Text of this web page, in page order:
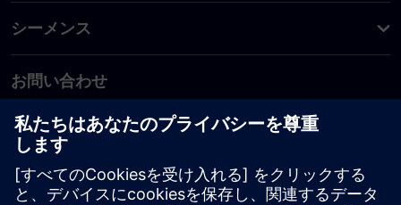
シーメンス
お問い合わせ
PLM製品のお問い合わせ
EDA製品のお問い合わせ
世界各地の事業拠点